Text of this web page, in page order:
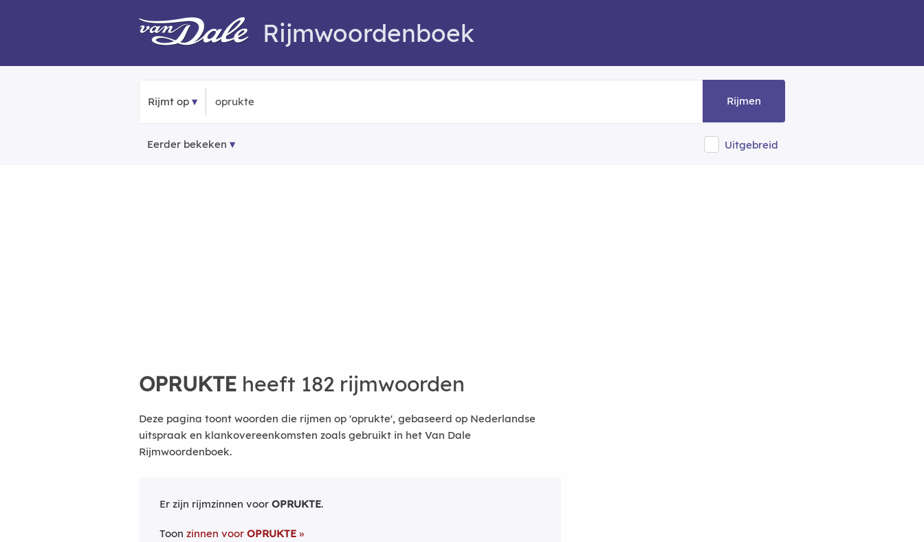
Rijmwoordenboek
Rijmt op Rijmen
Eerder bekeken Uitgebreid
OPRUKTE heeft 182 rijmwoorden
Deze pagina toont woorden die rijmen op 'oprukte', gebaseerd op Nederlandse
uitspraak en klankovereenkomsten zoals gebruikt in het Van Dale
Rijmwoordenboek.
Er zijn rijmzinnen voor OPRUKTE.
Toon zinnen voor OPRUKTE